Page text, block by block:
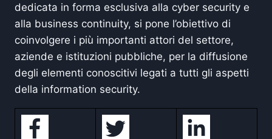
dedicata in forma esclusiva alla cyber security e
alla business continuity, si pone l’obiettivo di
coinvolgere i più importanti attori del settore,
aziende e istituzioni pubbliche, per la diffusione
degli elementi conoscitivi legati a tutti gli aspetti
della information security.